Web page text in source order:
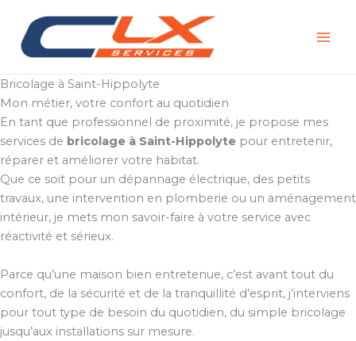
contenu
Bricolage à Saint-Hippolyte
Mon métier, votre confort au quotidien
En tant que professionnel de proximité, je propose mes
services de bricolage à Saint-Hippolyte pour entretenir,
réparer et améliorer votre habitat.
Que ce soit pour un dépannage électrique, des petits
travaux, une intervention en plomberie ou un aménagement
intérieur, je mets mon savoir-faire à votre service avec
réactivité et sérieux.
Parce qu’une maison bien entretenue, c’est avant tout du
confort, de la sécurité et de la tranquillité d’esprit, j’interviens
pour tout type de besoin du quotidien, du simple bricolage
jusqu’aux installations sur mesure.